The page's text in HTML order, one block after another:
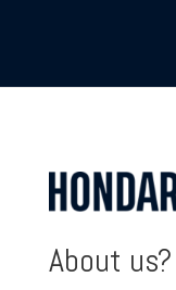
About us?